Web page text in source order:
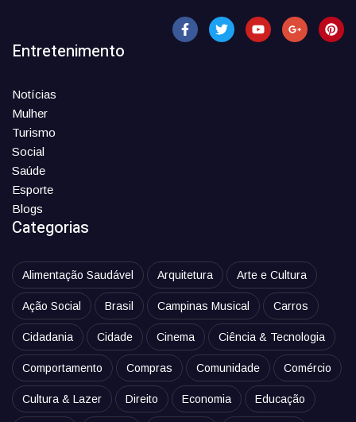
Entretenimento
Notícias
Mulher
Turismo
Social
Saúde
Esporte
Blogs
Categorias
Alimentação Saudável Arquitetura Arte e Cultura
Ação Social Brasil Campinas Musical Carros
Cidadania Cidade Cinema Ciência & Tecnologia
Comportamento Compras Comunidade Comércio
Cultura & Lazer Direito Economia Educação